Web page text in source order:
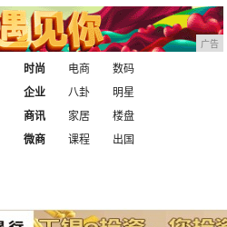
广告
时尚 电商
数码
企业
八卦
明星
商讯 家居
楼盘
微商
课程
出国